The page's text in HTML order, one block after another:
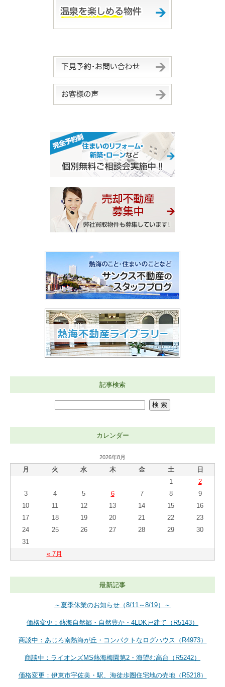
記事検索
カレンダー
2026年8月
月 火 水 木 金 土 日
« 7月
1
2
3
4 5 6 7 8
9
10
11 12 13 14 15
16
17
18 19 20 21 22
23
24
25 26 27 28 29
30
31
最新記事
～夏季休業のお知らせ（8/11～8/19）～
価格変更：熱海自然郷・自然豊か・4LDK戸建て（R5143）
商談中：あじろ南熱海が丘・コンパクトなログハウス（R4973）
商談中：ライオンズMS熱海梅園第2・海望む高台（R5242）
価格変更：伊東市宇佐美・駅、海徒歩圏住宅地の売地（R5218）